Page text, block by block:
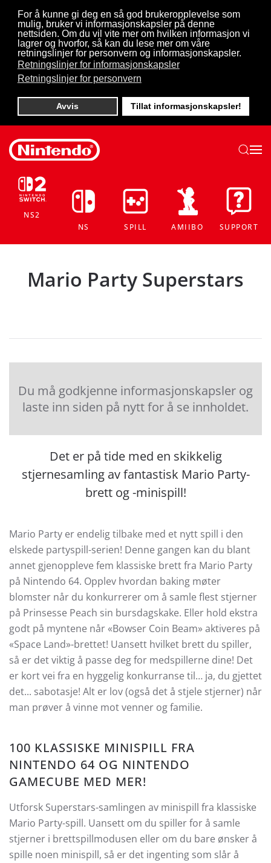
For å kunne gi deg en så god brukeropplevelse som
mulig, bruker vi informasjonskapsler på denne
nettsiden. Om du vil vite mer om hvilken informasjon vi
lagrer og hvorfor, så kan du lese mer om våre
retningslinjer for personvern og informasjonskapsler.
Retningslinjer for informasjonskapsler
Retningslinjer for personvern
Avvis Tillat informasjonskapsler!
Skip to main content
NS2
NS
SPILL AMIIBO SUPPORT
Mario Party Superstars
Du må godkjenne informasjonskapsler og
laste inn siden på nytt for å se innholdet.
Det er på tide med en skikkelig
stjernesamling av fantastisk Mario Party-
brett og -minispill!
Mario Party er endelig tilbake med et nytt spill i den
elskede partyspill-serien! Denne gangen kan du blant
annet gjenoppleve fem klassiske brett fra Mario Party
på Nintendo 64. Opplev hvordan baking møter
blomster når du konkurrerer om å samle flest stjerner
på Prinsesse Peach sin bursdagskake. Eller hold ekstra
godt på myntene når «Bowser Coin Beam» aktiveres på
«Space Land»-brettet! Uansett hvilket brett du spiller,
så er det viktig å passe deg for medspillerne dine! Det
er kort vei fra en hyggelig konkurranse til… ja, du gjettet
det... sabotasje! Alt er lov (også det å stjele stjerner) når
man prøver å vinne mot venner og familie.
100 KLASSISKE MINISPILL FRA
NINTENDO 64 OG NINTENDO
GAMECUBE MED MER!
Utforsk Superstars-samlingen av minispill fra klassiske
Mario Party-spill. Uansett om du spiller for å samle
stjerner i brettspillmodusen eller om du bare ønsker å
spille noen minispill, så er det ingenting som slår å